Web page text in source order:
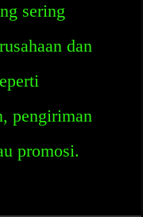
sering
dan
pengiriman
promosi.